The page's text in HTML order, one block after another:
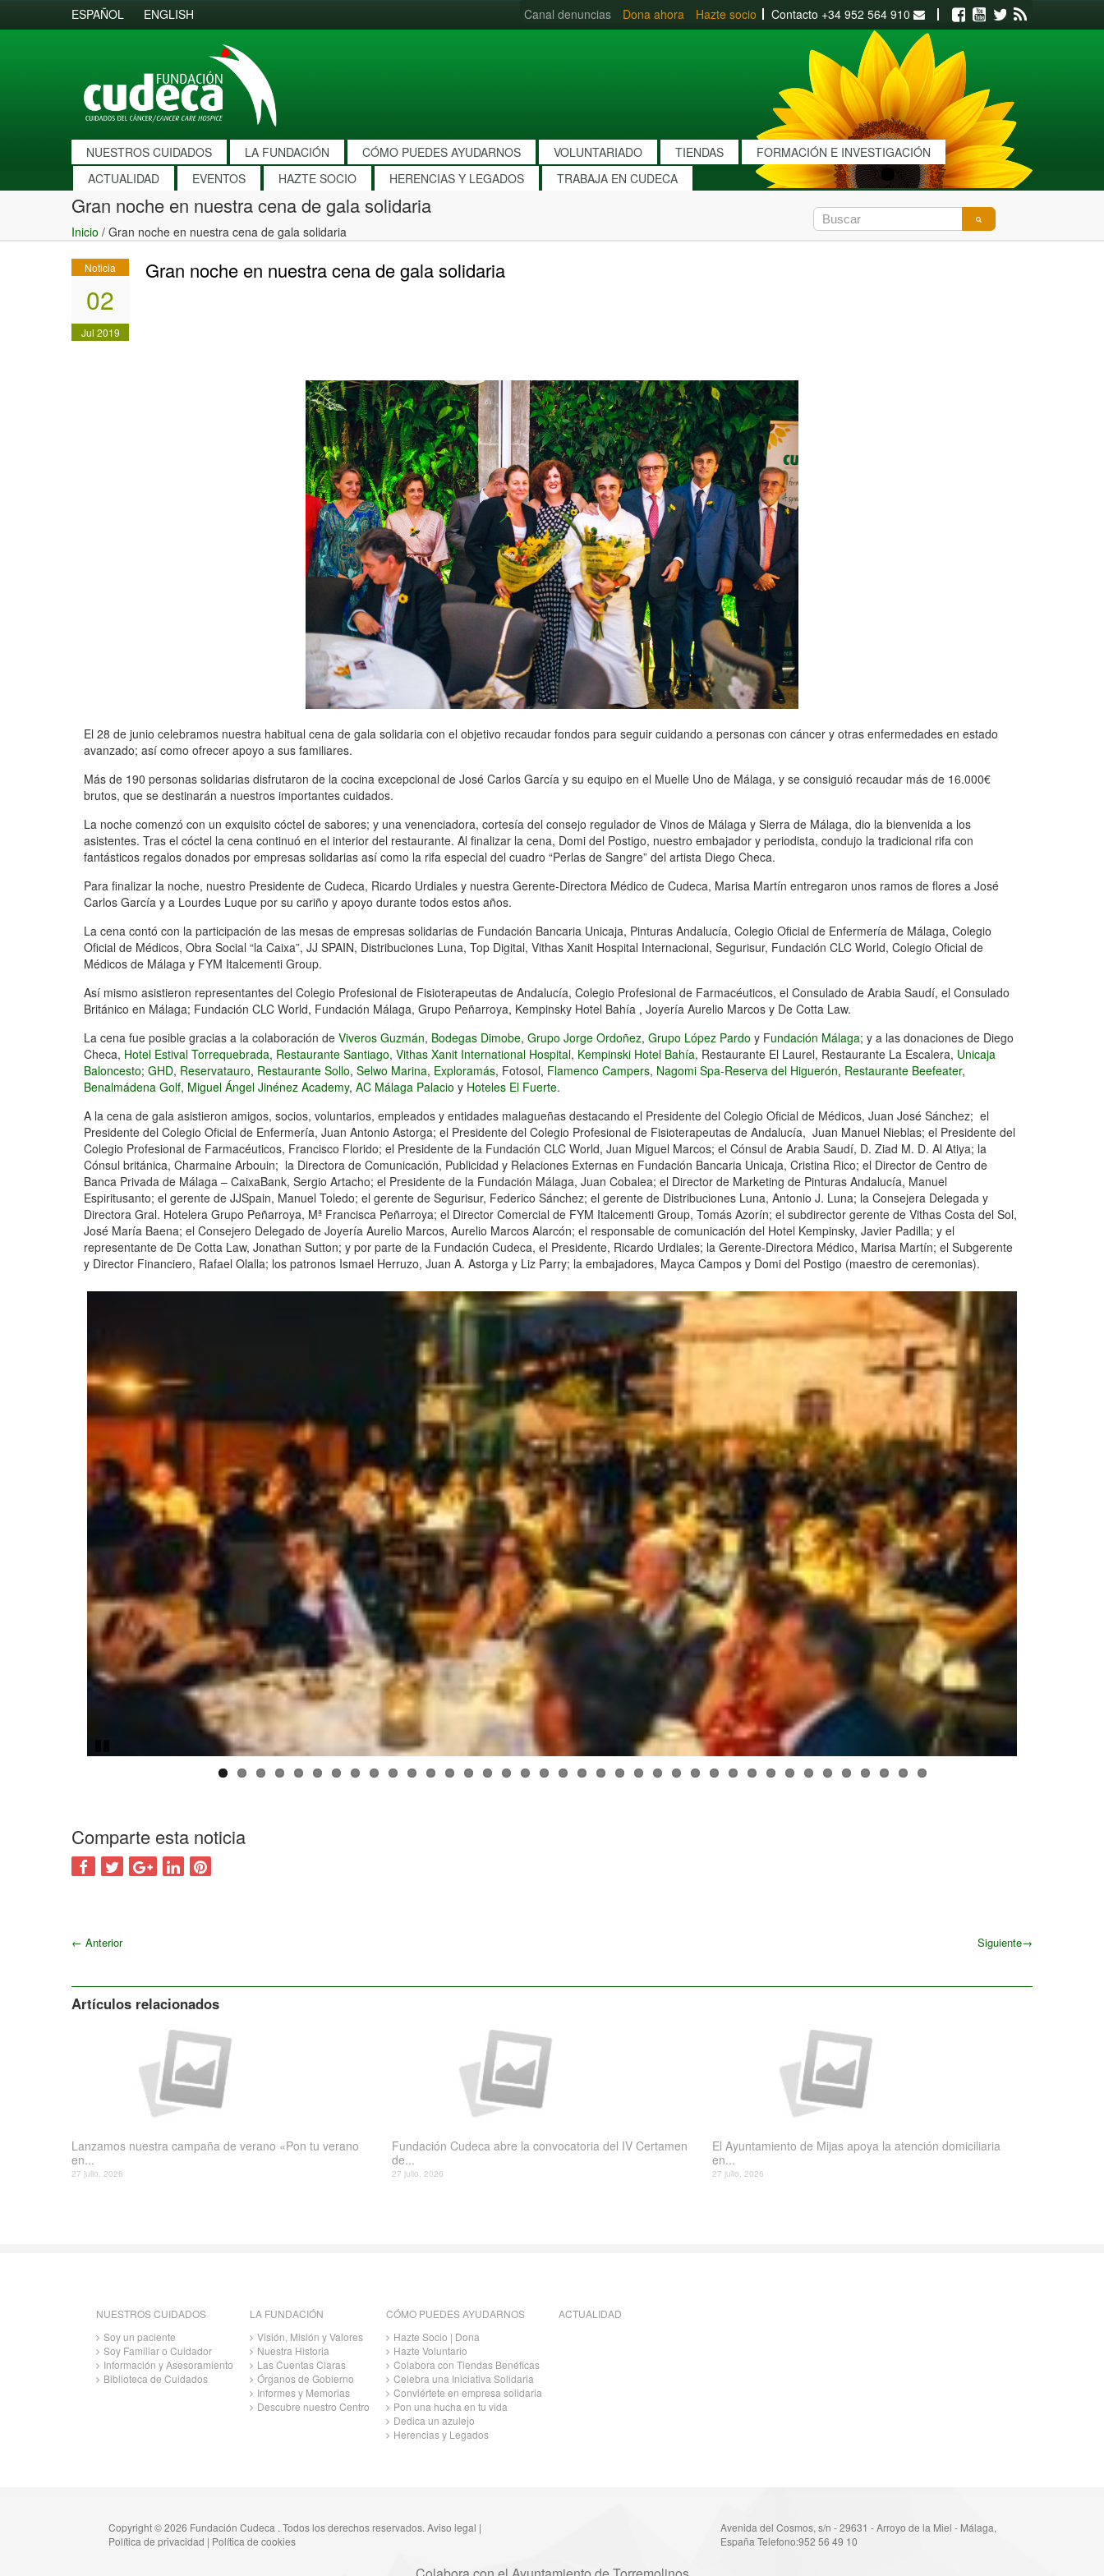
ESPAÑOL ENGLISH Canal denuncias Dona ahora Hazte socio Contacto +34 952 564 910 Facebook
Youtube
Twitter
NUESTROS CUIDADOS LA FUNDACIÓN CÓMO PUEDES AYUDARNOS VOLUNTARIADO TIENDAS
FORMACIÓN E INVESTIGACIÓN
ACTUALIDAD
EVENTOS HAZTE SOCIO HERENCIAS Y LEGADOS TRABAJA EN CUDECA
Gran noche en nuestra cena de gala solidaria
Inicio / Gran noche en nuestra cena de gala solidaria
Noticia
02
Jul 2019
Gran noche en nuestra cena de gala solidaria
El 28 de junio celebramos nuestra habitual cena de gala solidaria con el objetivo recaudar fondos para seguir cuidando a personas con cáncer y otras enfermedades en estado
avanzado; así como ofrecer apoyo a sus familiares.
Más de 190 personas solidarias disfrutaron de la cocina excepcional de José Carlos García y su equipo en el Muelle Uno de Málaga, y se consiguió recaudar más de 16.000€
brutos, que se destinarán a nuestros importantes cuidados.
La noche comenzó con un exquisito cóctel de sabores; y una venenciadora, cortesía del consejo regulador de Vinos de Málaga y Sierra de Málaga, dio la bienvenida a los
asistentes. Tras el cóctel la cena continuó en el interior del restaurante. Al finalizar la cena, Domi del Postigo, nuestro embajador y periodista, condujo la tradicional rifa con
fantásticos regalos donados por empresas solidarias así como la rifa especial del cuadro “Perlas de Sangre” del artista Diego Checa.
Para finalizar la noche, nuestro Presidente de Cudeca, Ricardo Urdiales y nuestra Gerente-Directora Médico de Cudeca, Marisa Martín entregaron unos ramos de flores a José
Carlos García y a Lourdes Luque por su cariño y apoyo durante todos estos años.
La cena contó con la participación de las mesas de empresas solidarias de Fundación Bancaria Unicaja, Pinturas Andalucía, Colegio Oficial de Enfermería de Málaga, Colegio
Oficial de Médicos, Obra Social “la Caixa”, JJ SPAIN, Distribuciones Luna, Top Digital, Vithas Xanit Hospital Internacional, Segurisur, Fundación CLC World, Colegio Oficial de
Médicos de Málaga y FYM Italcementi Group.
Así mismo asistieron representantes del Colegio Profesional de Fisioterapeutas de Andalucía, Colegio Profesional de Farmacéuticos, el Consulado de Arabia Saudí, el Consulado
Británico en Málaga; Fundación CLC World, Fundación Málaga, Grupo Peñarroya, Kempinsky Hotel Bahía , Joyería Aurelio Marcos y De Cotta Law.
La cena fue posible gracias a la colaboración de Viveros Guzmán, Bodegas Dimobe, Grupo Jorge Ordoñez, Grupo López Pardo y Fundación Málaga; y a las donaciones de Diego
Checa, Hotel Estival Torrequebrada, Restaurante Santiago, Vithas Xanit International Hospital, Kempinski Hotel Bahía, Restaurante El Laurel, Restaurante La Escalera, Unicaja
Baloncesto; GHD, Reservatauro, Restaurante Sollo, Selwo Marina, Exploramás, Fotosol, Flamenco Campers, Nagomi Spa-Reserva del Higuerón, Restaurante Beefeater,
Benalmádena Golf, Miguel Ángel Jinénez Academy, AC Málaga Palacio y Hoteles El Fuerte.
A la cena de gala asistieron amigos, socios, voluntarios, empleados y entidades malagueñas destacando el Presidente del Colegio Oficial de Médicos, Juan José Sánchez; el
Presidente del Colegio Oficial de Enfermería, Juan Antonio Astorga; el Presidente del Colegio Profesional de Fisioterapeutas de Andalucía, Juan Manuel Nieblas; el Presidente del
Colegio Profesional de Farmacéuticos, Francisco Florido; el Presidente de la Fundación CLC World, Juan Miguel Marcos; el Cónsul de Arabia Saudí, D. Ziad M. D. Al Atiya; la
Cónsul británica, Charmaine Arbouin; la Directora de Comunicación, Publicidad y Relaciones Externas en Fundación Bancaria Unicaja, Cristina Rico; el Director de Centro de
Banca Privada de Málaga – CaixaBank, Sergio Artacho; el Presidente de la Fundación Málaga, Juan Cobalea; el Director de Marketing de Pinturas Andalucía, Manuel
Espiritusanto; el gerente de JJSpain, Manuel Toledo; el gerente de Segurisur, Federico Sánchez; el gerente de Distribuciones Luna, Antonio J. Luna; la Consejera Delegada y
Directora Gral. Hotelera Grupo Peñarroya, Mª Francisca Peñarroya; el Director Comercial de FYM Italcementi Group, Tomás Azorín; el subdirector gerente de Vithas Costa del Sol,
José María Baena; el Consejero Delegado de Joyería Aurelio Marcos, Aurelio Marcos Alarcón; el responsable de comunicación del Hotel Kempinsky, Javier Padilla; y el
representante de De Cotta Law, Jonathan Sutton; y por parte de la Fundación Cudeca, el Presidente, Ricardo Urdiales; la Gerente-Directora Médico, Marisa Martín; el Subgerente
y Director Financiero, Rafael Olalla; los patronos Ismael Herruzo, Juan A. Astorga y Liz Parry; la embajadores, Mayca Campos y Domi del Postigo (maestro de ceremonias).
Comparte esta noticia
← Anterior Siguiente→
Artículos relacionados
Lanzamos nuestra campaña de verano «Pon tu verano
en...
27 julio, 2026
Fundación Cudeca abre la convocatoria del IV Certamen
de...
27 julio, 2026
El Ayuntamiento de Mijas apoya la atención domiciliaria
en...
27 julio, 2026
NUESTROS CUIDADOS
Soy un paciente
Soy Familiar o Cuidador
Información y Asesoramiento
Biblioteca de Cuidados
LA FUNDACIÓN
Visión, Misión y Valores
Nuestra Historia
Las Cuentas Claras
Órganos de Gobierno
Informes y Memorias
Descubre nuestro Centro
CÓMO PUEDES AYUDARNOS
Hazte Socio | Dona
Hazte Voluntario
Colabora con Tiendas Benéficas
Celebra una Iniciativa Solidaria
Conviértete en empresa solidaria
Pon una hucha en tu vida
Dedica un azulejo
Herencias y Legados
ACTUALIDAD
Copyright © 2026 Fundación Cudeca . Todos los derechos reservados. Aviso legal |
Política de privacidad | Política de cookies
Avenida del Cosmos, s/n - 29631 - Arroyo de la Miel - Málaga,
España Telefono:952 56 49 10